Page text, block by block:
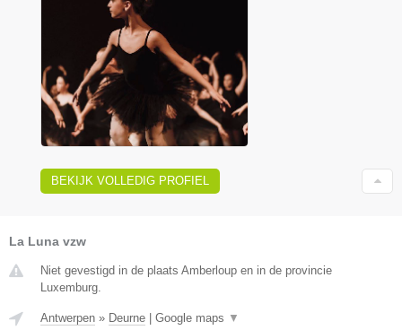
BEKIJK VOLLEDIG PROFIEL
La Luna vzw
Niet gevestigd in de plaats Amberloup en in de provincie
Luxemburg.
Antwerpen » Deurne Google maps ▼